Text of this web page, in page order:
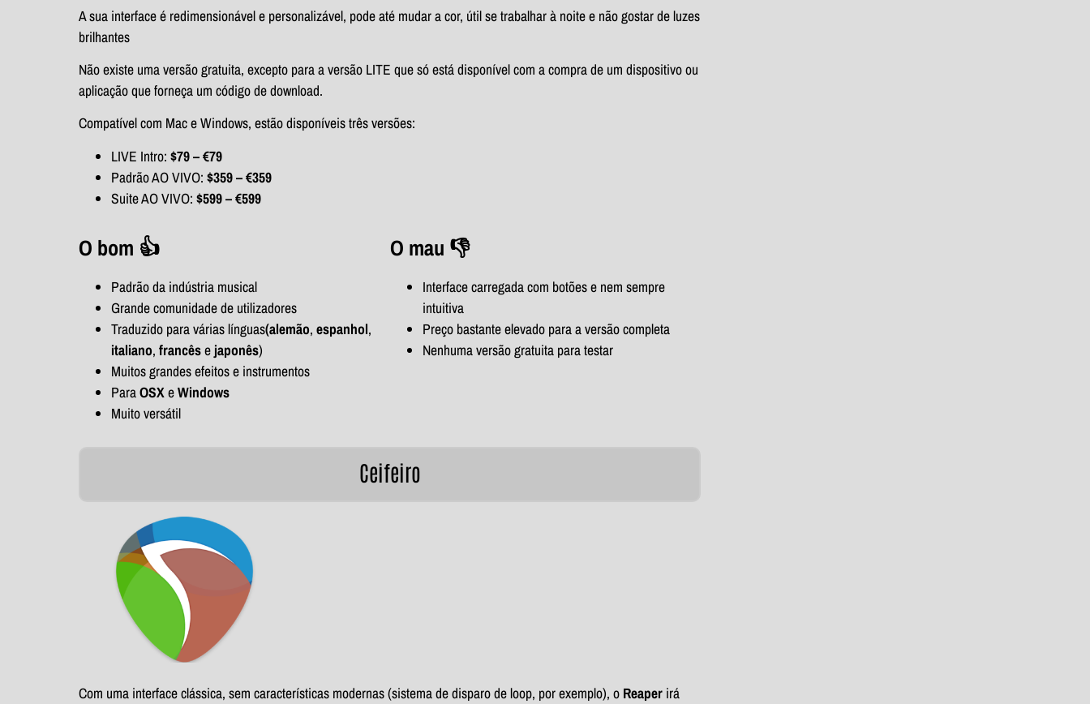
A sua interface é redimensionável e personalizável, pode até mudar a cor, útil se trabalhar à noite e não gostar de luzes
brilhantes
Não existe uma versão gratuita, excepto para a versão LITE que só está disponível com a compra de um dispositivo ou
aplicação que forneça um código de download.
Compatível com Mac e Windows, estão disponíveis três versões:
LIVE Intro: $79 – €79
Padrão AO VIVO: $359 – €359
Suite AO VIVO: $599 – €599
O bom 👍
Padrão da indústria musical
Grande comunidade de utilizadores
Traduzido para várias línguas(alemão, espanhol,
italiano, francêse japonês)
Muitos grandes efeitos e instrumentos
ParaOSXeWindows
Muito versátil
O mau 👎
Interface carregada com botões e nem sempre
intuitiva
Preço bastante elevado para a versão completa
Nenhuma versão gratuita para testar
Ceifeiro
Com uma interface clássica, sem características modernas (sistema de disparo de loop, por exemplo), o Reaper irá